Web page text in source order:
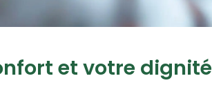
et votre dignité